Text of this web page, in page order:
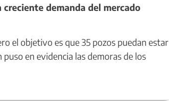
demanda del mercado
el objetivo es que 35 pozos puedan estar
en evidencia las demoras de los